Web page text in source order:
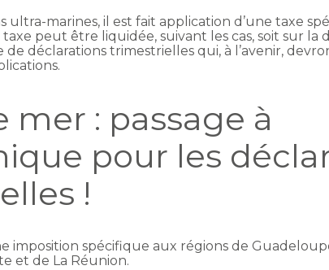
ultra-marines, il est fait application d’une taxe
peut être liquidée, suivant les cas, soit sur la
de déclarations trimestrielles qui, à l’avenir,
mer : passage à
pour les
!
imposition spécifique aux régions de
et de La Réunion.